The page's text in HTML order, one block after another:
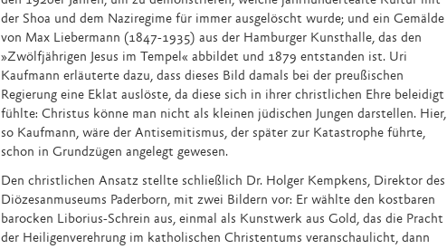
der Shoa und dem Naziregime für immer ausgelöscht wurde; und ein Gemälde
von Max Liebermann (1847-1935) aus der Hamburger Kunsthalle, das den
»Zwölfjährigen Jesus im Tempel« abbildet und 1879 entstanden ist. Uri
Kaufmann erläuterte dazu, dass dieses Bild damals bei der preußischen
Regierung eine Eklat auslöste, da diese sich in ihrer christlichen Ehre beleidigt
fühlte: Christus könne man nicht als kleinen jüdischen Jungen darstellen. Hier,
so Kaufmann, wäre der Antisemitismus, der später zur Katastrophe führte,
schon in Grundzügen angelegt gewesen.
Den christlichen Ansatz stellte schließlich Dr. Holger Kempkens, Direktor des
Diözesanmuseums Paderborn, mit zwei Bildern vor: Er wählte den kostbaren
barocken Liborius-Schrein aus, einmal als Kunstwerk aus Gold, das die Pracht
der Heiligenverehrung im katholischen Christentums veranschaulicht, dann